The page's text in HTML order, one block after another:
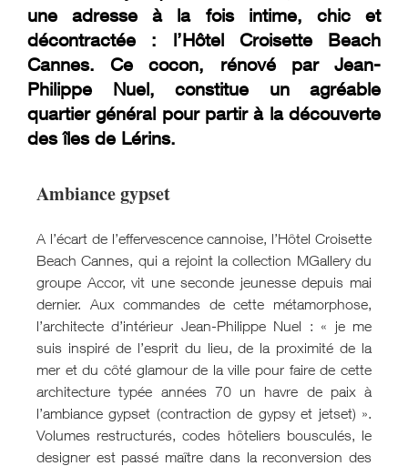
une adresse à la fois intime, chic et
décontractée : l’Hôtel Croisette Beach
Cannes. Ce cocon, rénové par Jean-
Philippe Nuel, constitue un agréable
quartier général pour partir à la découverte
des îles de Lérins.
Ambiance gypset
A l’écart de l’effervescence cannoise, l’Hôtel Croisette
Beach Cannes, qui a rejoint la collection MGallery du
groupe Accor, vit une seconde jeunesse depuis mai
dernier. Aux commandes de cette métamorphose,
l’architecte d’intérieur Jean-Philippe Nuel : « je me
suis inspiré de l’esprit du lieu, de la proximité de la
mer et du côté glamour de la ville pour faire de cette
architecture typée années 70 un havre de paix à
l’ambiance gypset (contraction de gypsy et jetset) ».
Volumes restructurés, codes hôteliers bousculés, le
designer est passé maître dans la reconversion des